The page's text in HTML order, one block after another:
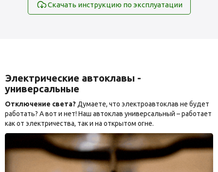
Скачать инструкцию по эксплуатации
Электрические автоклавы -
универсальные
Отключение света? Думаете, что электроавтоклав не будет
работать? А вот и нет! Наш автоклав универсальный – работает
как от электричества, так и на открытом огне.